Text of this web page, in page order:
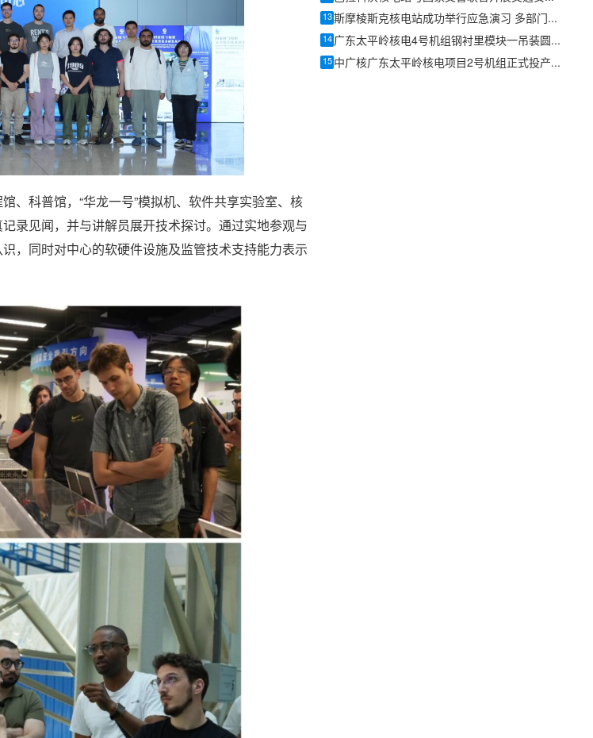
、科普馆，“华龙一号”模拟机、软件共享实验室、核
录见闻，并与讲解员展开技术探讨。通过实地参观与
，同时对中心的软硬件设施及监管技术支持能力表示
13 斯摩棱斯克核电站成功举行应急演习 多部门协同检验响应能力
14 广东太平岭核电4号机组钢衬里模块一吊装圆满收官
15 中广核广东太平岭核电项目2号机组正式投产发电